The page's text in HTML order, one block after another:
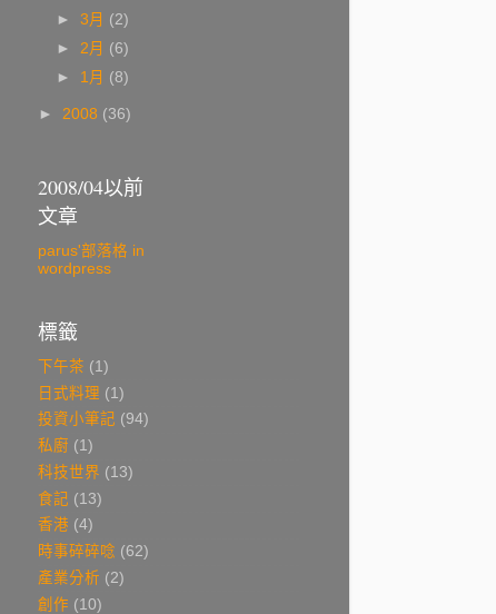
►3月 (2)
►2月 (6)
► 1月 (8)
► 2008 (36)
2008/04以前
文章
parus'部落格 in
wordpress
標籤
下午茶 (1)
日式料理 (1)
投資小筆記 (94)
私廚 (1)
科技世界 (13)
食記 (13)
香港 (4)
時事碎碎唸 (62)
產業分析 (2)
創作 (10)